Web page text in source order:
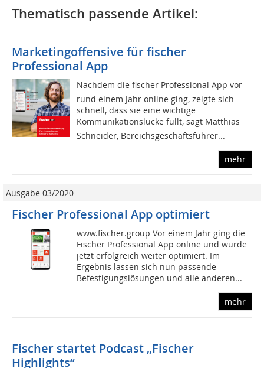
Thematisch passende Artikel:
Marketingoffensive für fischer
Professional App
Nachdem die fischer Professional App vor
rund einem Jahr online ging, zeigte sich
schnell, dass sie eine wichtige
Kommunikationslücke füllt, sagt Matthias
Schneider, Bereichsgeschäftsführer...
mehr
Ausgabe 03/2020
Fischer Professional App optimiert
www.fischer.group Vor einem Jahr ging die
Fischer Professional App online und wurde
jetzt erfolgreich weiter optimiert. Im
Ergebnis lassen sich nun passende
Befestigungslösungen und alle anderen...
mehr
Fischer startet Podcast „Fischer
Highlights“